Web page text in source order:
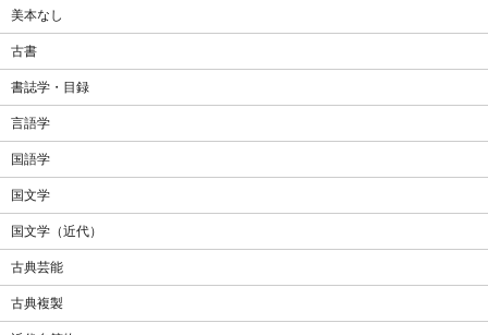
美本なし
古書
書誌学・目録
言語学
国語学
国文学
国文学（近代）
古典芸能
古典複製